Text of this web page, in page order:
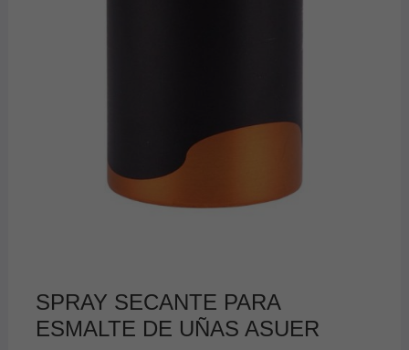
SPRAY SECANTE PARA
ESMALTE DE UÑAS ASUER